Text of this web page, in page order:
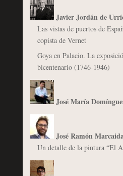
Javier Jordán de
Las vistas de puertos de
copista de Vernet
Goya en Palacio. La
bicentenario (1746-1946)
José María
José Ramón
Un detalle de la pintura “El